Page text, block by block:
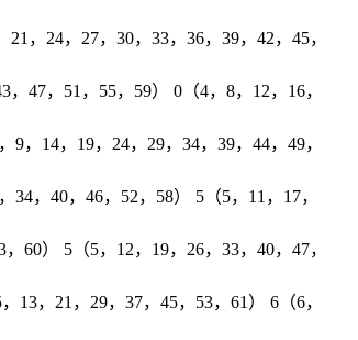
，24，27，30，33，36，39，42，45，
47，51，55，59） 0（4，8，12，16，
，14，19，24，29，34，39，44，49，
，40，46，52，58） 5（5，11，17，
60） 5（5，12，19，26，33，40，47，
13，21，29，37，45，53，61） 6（6，